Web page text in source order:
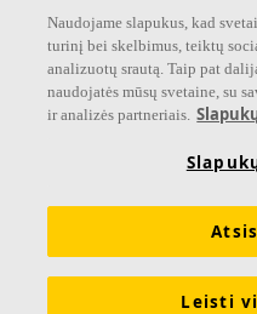
plokštėmis bei sistemomis,
aplinkos kūrimo, gerinant
Mūsų pažadas "A sound
Naudojame slapukus, kad
turinį bei skelbimus, teiktų
analizuotų srautą. Taip pat
naudojatės mūsų svetaine, su
ir analizės partneriais.
Leisti